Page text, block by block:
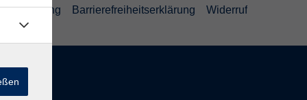
Barrierefreiheitserklärung Widerruf